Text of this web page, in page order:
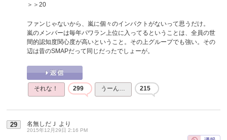
＞＞20
ファンじゃないから、嵐に個々のインパクトがないって思うだけ。
嵐のメンバーは毎年パワラン上位に入ってるということは、全員の世
間的認知度関心度が高いということ。その上グループでも強い。その
辺は昔のSMAPだって同じだったでしょーが。
それな！ 299 うーん… 215
29 名無しだＪ より
2015年12月29日 2:16 PM